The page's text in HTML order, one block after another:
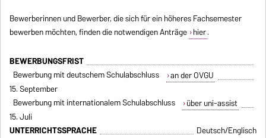
Bewerberinnen und Bewerber, die sich für ein höheres Fachsemester
bewerben möchten, finden die notwendigen Anträge hier.
BEWERBUNGSFRIST
Bewerbung mit deutschem Schulabschluss
an der OVGU
15. September
Bewerbung mit internationalem Schulabschluss
über uni-assist
15. Juli
UNTERRICHTSSPRACHE
Deutsch/Englisch